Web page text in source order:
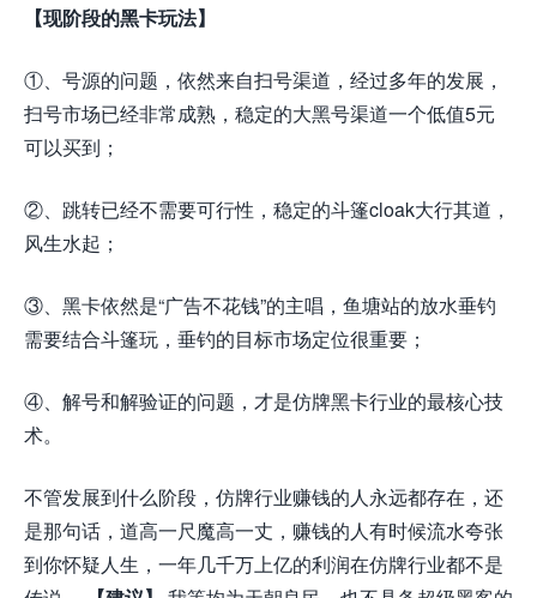
【现阶段的黑卡玩法】
①、号源的问题，依然来自扫号渠道，经过多年的发展，
扫号市场已经非常成熟，稳定的大黑号渠道一个低值5元
可以买到；
②、跳转已经不需要可行性，稳定的斗篷cloak大行其道，
风生水起；
③、黑卡依然是“广告不花钱”的主唱，鱼塘站的放水垂钓
需要结合斗篷玩，垂钓的目标市场定位很重要；
④、解号和解验证的问题，才是仿牌黑卡行业的最核心技
术。
不管发展到什么阶段，仿牌行业赚钱的人永远都存在，还
是那句话，道高一尺魔高一丈，赚钱的人有时候流水夸张
到你怀疑人生，一年几千万上亿的利润在仿牌行业都不是